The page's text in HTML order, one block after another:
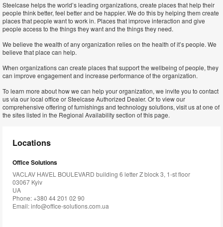
Steelcase helps the world’s leading organizations, create places that help their
people think better, feel better and be happier. We do this by helping them create
places that people want to work in. Places that improve interaction and give
people access to the things they want and the things they need.
We believe the wealth of any organization relies on the health of it’s people. We
believe that place can help.
When organizations can create places that support the wellbeing of people, they
can improve engagement and increase performance of the organization.
To learn more about how we can help your organization, we invite you to contact
us via our local office or Steelcase Authorized Dealer. Or to view our
comprehensive offering of furnishings and technology solutions, visit us at one of
the sites listed in the Regional Availability section of this page.
Locations
Office Solutions
VACLAV HAVEL BOULEVARD building 6 letter Z block 3, 1-st floor
03067 Kyiv
UA
Phone: +380 44 201 02 90
Email:info@office-solutions.com.ua